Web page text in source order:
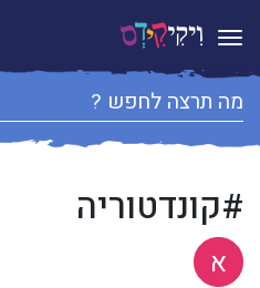
Toggle navigation
#קונדטוריה
א